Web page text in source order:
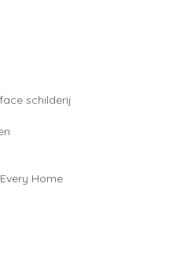
schilderij
Home